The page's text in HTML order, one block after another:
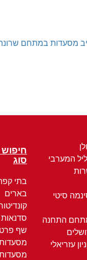
מסעדות במתחם
המערבי
סיטי
התחנה
עזריאלי
סוג
בתי
בארים
סדנאות
שף